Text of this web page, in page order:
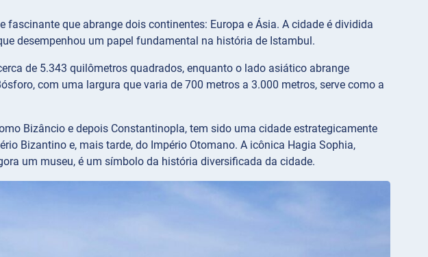
que abrange dois continentes: Europa e Ásia. A cidade é dividida
desempenhou um papel fundamental na história de Istambul.
de 5.343 quilômetros quadrados, enquanto o lado asiático abrange
com uma largura que varia de 700 metros a 3.000 metros, serve como a
Bizâncio e depois Constantinopla, tem sido uma cidade estrategicamente
Bizantino e, mais tarde, do Império Otomano. A icônica Hagia Sophia,
um museu, é um símbolo da história diversificada da cidade.